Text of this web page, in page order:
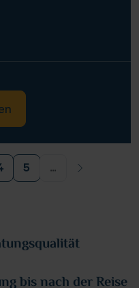
5 ...
bis nach der Reise